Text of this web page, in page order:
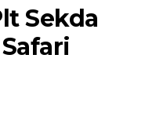
Sekda